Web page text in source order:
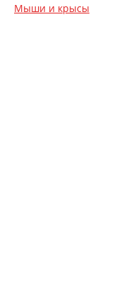
Мыши и крысы